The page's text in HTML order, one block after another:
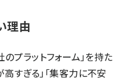
理由
のプラットフォーム」を持た
高すぎる」「集客力に不安